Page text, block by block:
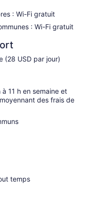
: Wi-Fi gratuit
: Wi-Fi gratuit
(28 USD par jour)
11 h en semaine et
des frais de
temps